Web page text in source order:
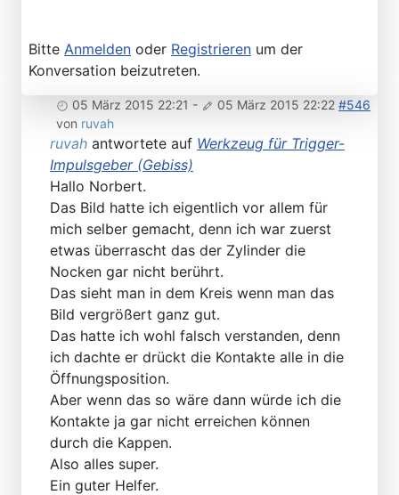
Bitte Anmelden oder Registrieren um der
Konversation beizutreten.
05 März 2015 22:21 - 05 März 2015 22:22 #546
von ruvah
ruvah antwortete auf Werkzeug für Trigger-
Impulsgeber (Gebiss)
Hallo Norbert.
Das Bild hatte ich eigentlich vor allem für
mich selber gemacht, denn ich war zuerst
etwas überrascht das der Zylinder die
Nocken gar nicht berührt.
Das sieht man in dem Kreis wenn man das
Bild vergrößert ganz gut.
Das hatte ich wohl falsch verstanden, denn
ich dachte er drückt die Kontakte alle in die
Öffnungsposition.
Aber wenn das so wäre dann würde ich die
Kontakte ja gar nicht erreichen können
durch die Kappen.
Also alles super.
Ein guter Helfer.